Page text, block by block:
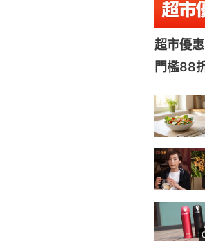
超市優
門檻88